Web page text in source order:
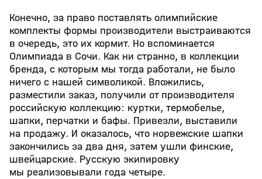
Конечно, за право поставлять олимпийские
комплекты формы производители выстраиваются
в очередь, это их кормит. Но вспоминается
Олимпиада в Сочи. Как ни странно, в коллекции
бренда, с которым мы тогда работали, не было
ничего с нашей символикой. Вложились,
разместили заказ, получили от производителя
российскую коллекцию: куртки, термобелье,
шапки, перчатки и бафы. Привезли, выставили
на продажу. И оказалось, что норвежские шапки
закончились за два дня, затем ушли финские,
швейцарские. Русскую экипировку
мы реализовывали года четыре.